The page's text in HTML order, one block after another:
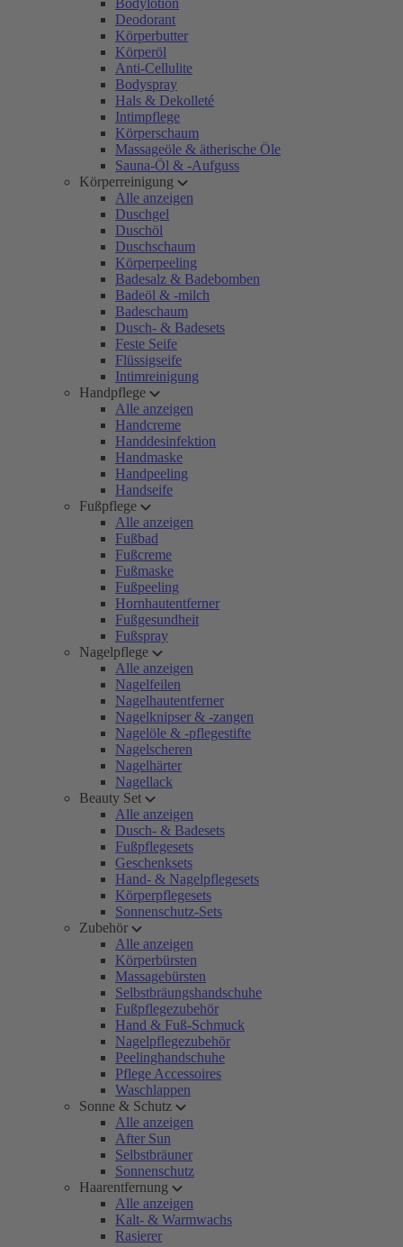
Bodylotion
Deodorant
Körperbutter
Körperöl
Anti-Cellulite
Bodyspray
Hals & Dekolleté
Intimpflege
Körperschaum
Massageöle & ätherische Öle
Sauna-Öl & -Aufguss
Körperreinigung
Alle anzeigen
Duschgel
Duschöl
Duschschaum
Körperpeeling
Badesalz & Badebomben
Badeöl & -milch
Badeschaum
Dusch- & Badesets
Feste Seife
Flüssigseife
Intimreinigung
Handpflege
Alle anzeigen
Handcreme
Handdesinfektion
Handmaske
Handpeeling
Handseife
Fußpflege
Alle anzeigen
Fußbad
Fußcreme
Fußmaske
Fußpeeling
Hornhautentferner
Fußgesundheit
Fußspray
Nagelpflege
Alle anzeigen
Nagelfeilen
Nagelhautentferner
Nagelknipser & -zangen
Nagelöle & -pflegestifte
Nagelscheren
Nagelhärter
Nagellack
Beauty Set
Alle anzeigen
Dusch- & Badesets
Fußpflegesets
Geschenksets
Hand- & Nagelpflegesets
Körperpflegesets
Sonnenschutz-Sets
Zubehör
Alle anzeigen
Körperbürsten
Massagebürsten
Selbstbräungshandschuhe
Fußpflegezubehör
Hand & Fuß-Schmuck
Nagelpflegezubehör
Peelinghandschuhe
Pflege Accessoires
Waschlappen
Sonne & Schutz
Alle anzeigen
After Sun
Selbstbräuner
Sonnenschutz
Haarentfernung
Alle anzeigen
Kalt- & Warmwachs
Rasierer